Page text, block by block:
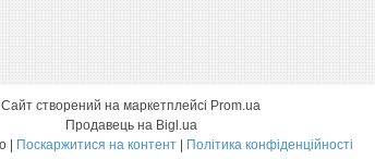
Сайт створений на маркетплейсі Prom.ua
Продавець на Bigl.ua
CNC Lab Studio | Поскаржитися на контент | Політика конфіденційності